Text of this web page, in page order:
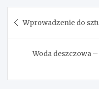
trans.
Jakie są
Do
pudding chia,
masłem
sałatki owocowe z
Szybkim i zdrowym